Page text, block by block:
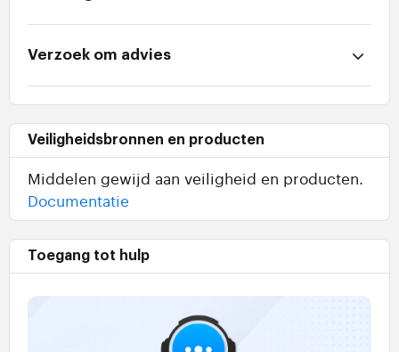
Verzoek om advies
Veiligheidsbronnen en producten
Middelen gewijd aan veiligheid en producten.
Documentatie
Toegang tot hulp